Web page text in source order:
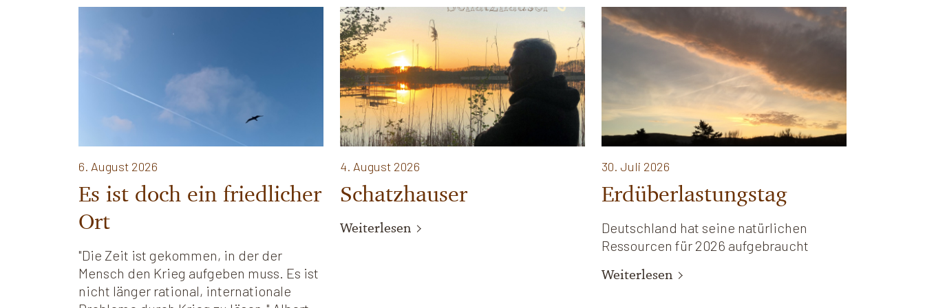
6. August 2026
Es ist doch ein friedlicher
Ort
"Die Zeit ist gekommen, in der der
Mensch den Krieg aufgeben muss. Es ist
nicht länger rational, internationale
4. August 2026
Schatzhauser
Weiterlesen
30. Juli 2026
Erdüberlastungstag
Deutschland hat seine natürlichen
Ressourcen für 2026 aufgebraucht
Weiterlesen